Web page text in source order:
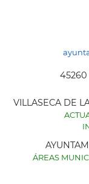
45260
VILLASECA DE
ÁREAS